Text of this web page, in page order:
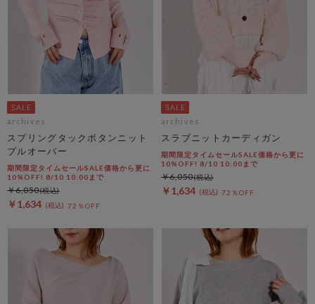
archives
スプリングタックボタンニット
プルオーバー
期間限定タイムセールSALE価格から更に
10%OFF! 8/10 10:00まで
￥1,634 72％OFF
￥6,050
archives
スラブニットカーディガン
期間限定タイムセールSALE価格から更に
10%OFF! 8/10 10:00まで
￥1,634 72％OFF
￥6,050